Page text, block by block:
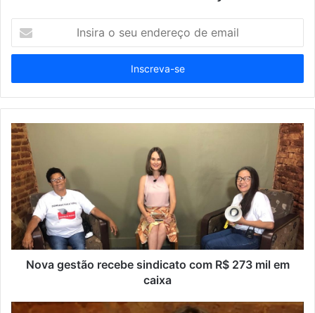
s
r
a
s
e
u
e
n
d
e
r
e
e
Nova gestão recebe sindicato com R$ 273 mil em
caixa